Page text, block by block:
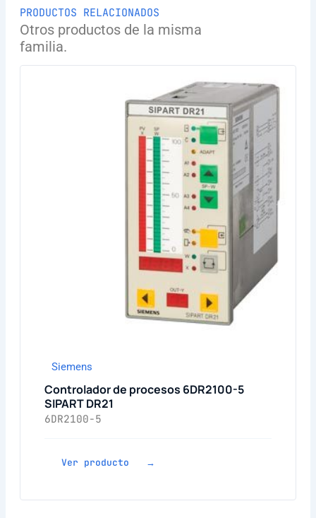
PRODUCTOS RELACIONADOS
Otros productos de la misma
familia.
Siemens
Controlador de procesos 6DR2100-5
SIPART DR21
6DR2100-5
Ver producto →